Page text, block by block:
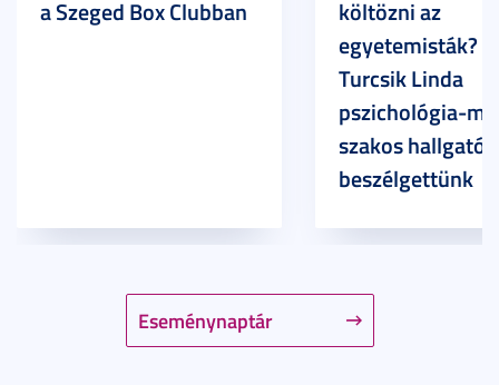
Eseménynaptár
a Szeged Box Clubban
költözni az
egyetemisták? –
Turcsik Linda
pszichológia-
szakos
beszélgettünk